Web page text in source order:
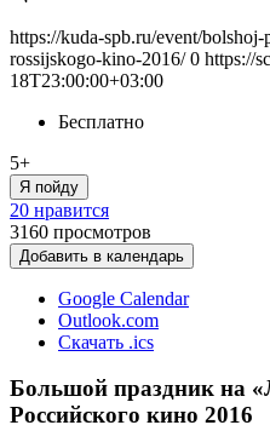
https://kuda-spb.ru/event/
rossijskogo-kino-2016/ 0 https://
18T23:00:00+03:00
Бесплатно
5+
Я пойду
20 нравится
3160 просмотров
Добавить в календарь
Google Calendar
Outlook.com
Скачать .ics
Большой праздник на
Российского кино 2016